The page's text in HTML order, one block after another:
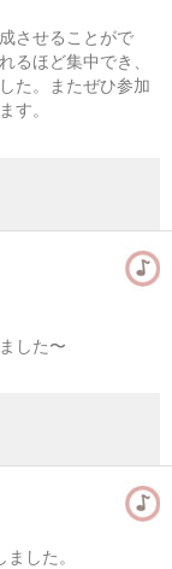
他日程あり
させることがで
るほど集中でき、
た。またぜひ参加
す。
した〜
した。